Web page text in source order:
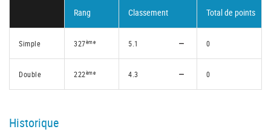
Rang Classement Total de points
Simple 327ème 5.1 0
Double 222ème 4.3 0
Historique